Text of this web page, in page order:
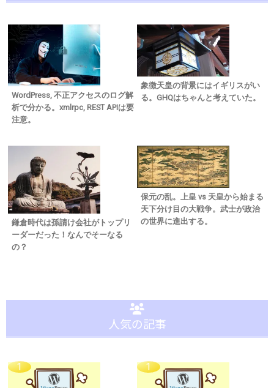
WordPress, 不正アクセスのログ解
析で分かる。xmlrpc, REST APIは要
注意。
象徴天皇の背景にはイギリスがい
る。GHQはちゃんと考えていた。
鎌倉時代は孫請け会社がトップリ
ーダーだった！なんでそーなる
の？
保元の乱。上皇 vs 天皇から始まる
天下分け目の大戦争。武士が政治
の世界に進出する。
人気の記事